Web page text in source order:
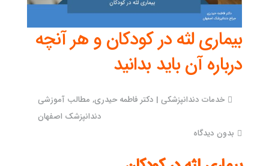
بیماری لثه در کودکان و هر آنچه
درباره آن باید بدانید
خدمات دندانپزشکی | دکتر فاطمه حیدری, مطالب آموزشی
دندانپزشک اصفهان
بدون دیدگاه